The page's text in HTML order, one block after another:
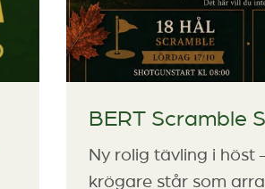
BERT Scramble
Ny rolig tävling i höst
krögare står som